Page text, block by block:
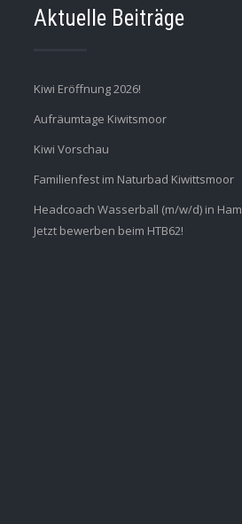
Aktuelle Beiträge
Kiwi Eröffnung 2026!
Aufräumtage Kiwitsmoor
Kiwi Vorschau
Familienfest im Naturbad Kiwittsmoor
Headcoach Wasserball (m/w/d) in
Jetzt bewerben beim HTB62!